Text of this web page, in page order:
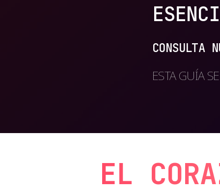
CONSULTA
ESTA GUÍA
EL